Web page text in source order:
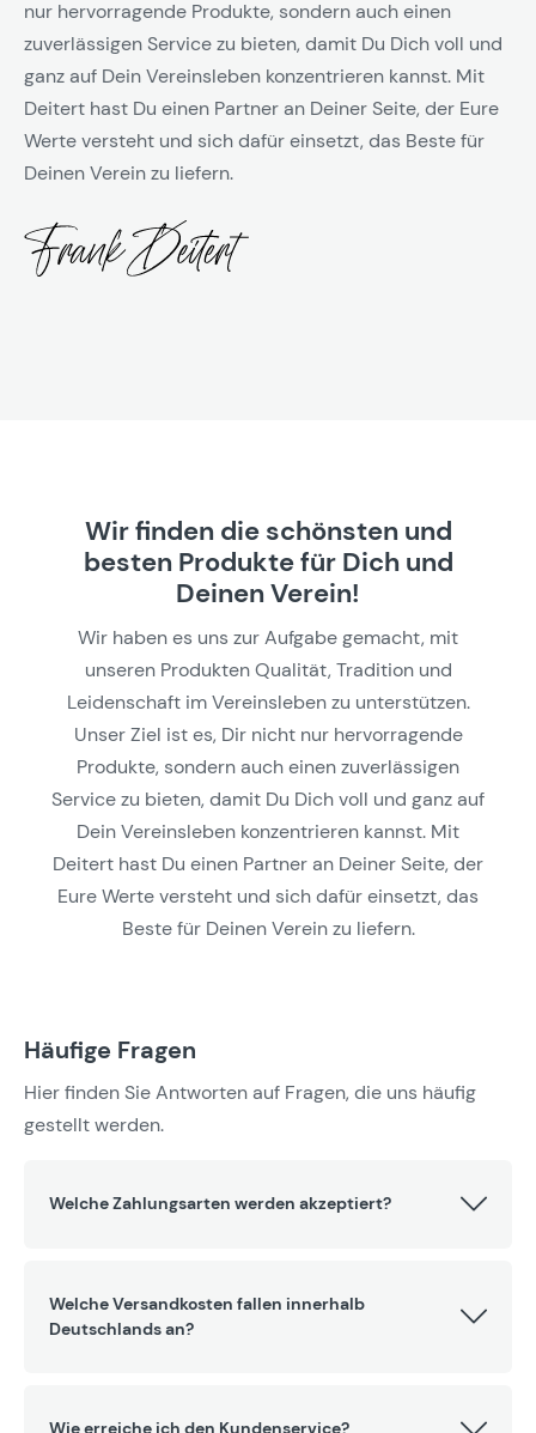
nur hervorragende Produkte, sondern auch einen
zuverlässigen Service zu bieten, damit Du Dich voll und
ganz auf Dein Vereinsleben konzentrieren kannst. Mit
Deitert hast Du einen Partner an Deiner Seite, der Eure
Werte versteht und sich dafür einsetzt, das Beste für
Deinen Verein zu liefern.
Wir finden die schönsten und
besten Produkte für Dich und
Deinen Verein!
Wir haben es uns zur Aufgabe gemacht, mit
unseren Produkten Qualität, Tradition und
Leidenschaft im Vereinsleben zu unterstützen.
Unser Ziel ist es, Dir nicht nur hervorragende
Produkte, sondern auch einen zuverlässigen
Service zu bieten, damit Du Dich voll und ganz auf
Dein Vereinsleben konzentrieren kannst. Mit
Deitert hast Du einen Partner an Deiner Seite, der
Eure Werte versteht und sich dafür einsetzt, das
Beste für Deinen Verein zu liefern.
Häufige Fragen
Hier finden Sie Antworten auf Fragen, die uns häufig
gestellt werden.
Welche Zahlungsarten werden akzeptiert?
Welche Versandkosten fallen innerhalb
Deutschlands an?
Wie erreiche ich den Kundenservice?